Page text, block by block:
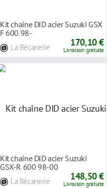
Kit chaîne DID acier Suzuki GSX
F 600 98-
La Bécanerie 170,10 €
Livraison gratuite
Kit chaîne DID acier Suzuki
GSX-R 600 98-00
La Bécanerie 148,50 €
Livraison gratuite